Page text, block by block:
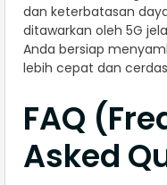
dan keterbatasan
ditawarkan oleh 5G
Anda bersiap
lebih cepat dan
FAQ
Asked